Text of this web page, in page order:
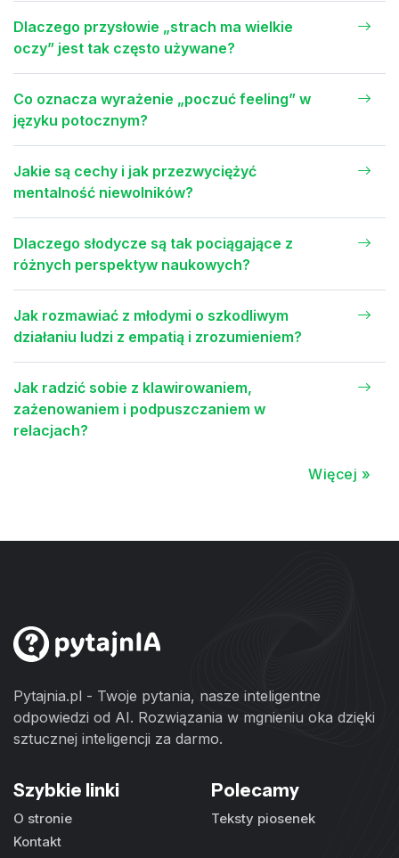
Dlaczego przysłowie „strach ma wielkie
oczy” jest tak często używane?
Co oznacza wyrażenie „poczuć feeling” w
języku potocznym?
Jakie są cechy i jak przezwyciężyć
mentalność niewolników?
Dlaczego słodycze są tak pociągające z
różnych perspektyw naukowych?
Jak rozmawiać z młodymi o szkodliwym
działaniu ludzi z empatią i zrozumieniem?
Jak radzić sobie z klawirowaniem,
zażenowaniem i podpuszczaniem w
relacjach?
Więcej »
Pytajnia.pl - Twoje pytania, nasze inteligentne
odpowiedzi od AI. Rozwiązania w mgnieniu oka dzięki
sztucznej inteligencji za darmo.
Szybkie linki
O stronie
Kontakt
Polecamy
Teksty piosenek